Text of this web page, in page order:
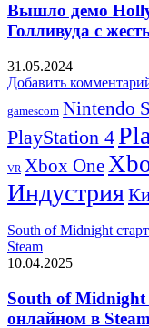
Вышло демо
Голливуда с
31.05.2024
Добавить
gamescom Nintendo
PlayStation 4
VR Xbox One
Индустрия
South of Midnight
Steam
10.04.2025
South of Midnight
онлайном в Steam